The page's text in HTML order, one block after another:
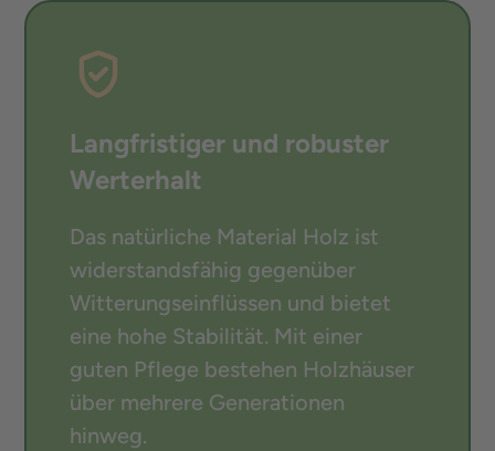
Langfristiger und robuster
Werterhalt
Das natürliche Material Holz ist
widerstandsfähig gegenüber
Witterungseinflüssen und bietet
eine hohe Stabilität. Mit einer
guten Pflege bestehen Holzhäuser
über mehrere Generationen
hinweg.